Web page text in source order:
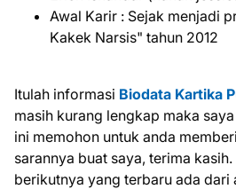
Awal Karir : Sejak menjadi
Kakek Narsis" tahun 2012
Itulah informasi Biodata Kartika
masih kurang lengkap maka
ini memohon untuk anda
sarannya buat saya, terima
berikutnya yang terbaru ada dari